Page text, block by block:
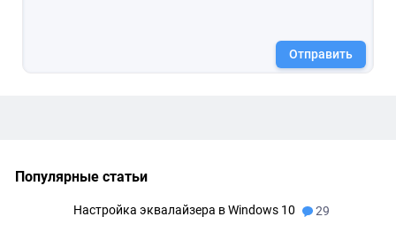
Популярные статьи
Настройка эквалайзера в Windows 10 29
Отправить